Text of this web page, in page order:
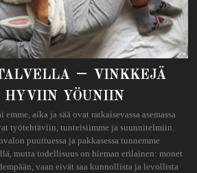
– vinkkejä
hyviin yöuniin
aika ja sää ovat ratkaisevassa asemassa
työtehtäviin, tunteisiimme ja suunnitelmiin.
puuttuessa ja pakkasessa tunnemme
mutta todellisuus on hieman erilainen: monet
vaan eivät saa kunnollista ja levollista